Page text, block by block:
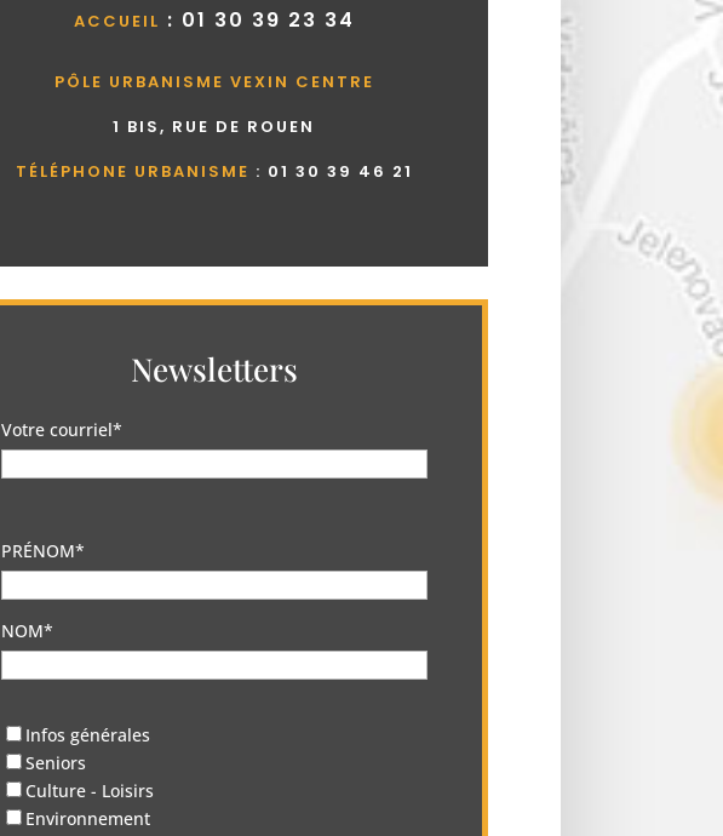
ACCUEIL : 01 30 39 23 34
PÔLE URBANISME VEXIN CENTRE
1 BIS, RUE DE ROUEN
TÉLÉPHONE URBANISME : 01 30 39 46 21
Newsletters
Votre courriel*
PRÉNOM*
NOM*
Infos générales
Seniors
Culture - Loisirs
Environnement